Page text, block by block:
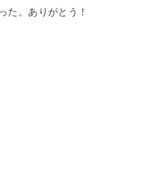
た。ありがとう！